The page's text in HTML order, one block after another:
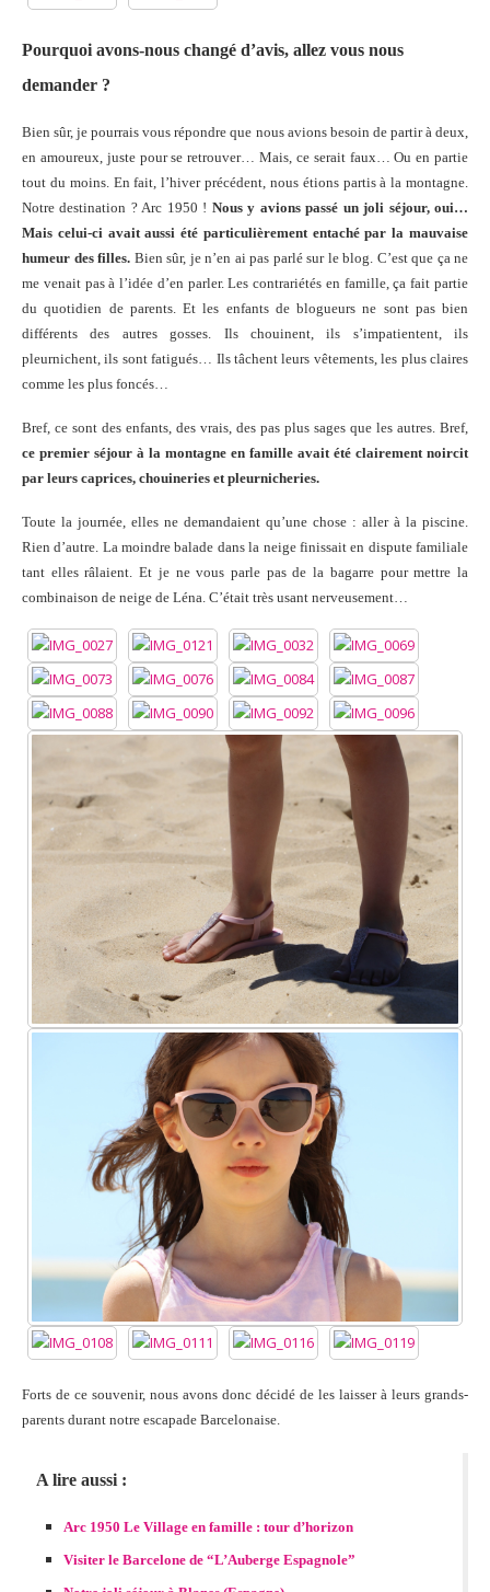
Pourquoi avons-nous changé d’avis, allez vous nous
demander ?
Bien sûr, je pourrais vous répondre que nous avions besoin de partir à deux,
en amoureux, juste pour se retrouver… Mais, ce serait faux… Ou en partie
tout du moins. En fait, l’hiver précédent, nous étions partis à la montagne.
Notre destination ? Arc 1950 ! Nous y avions passé un joli séjour, oui…
Mais celui-ci avait aussi été particulièrement entaché par la mauvaise
humeur des filles. Bien sûr, je n’en ai pas parlé sur le blog. C’est que ça ne
me venait pas à l’idée d’en parler. Les contrariétés en famille, ça fait partie
du quotidien de parents. Et les enfants de blogueurs ne sont pas bien
différents des autres gosses. Ils chouinent, ils s’impatientent, ils
pleurnichent, ils sont fatigués… Ils tâchent leurs vêtements, les plus claires
comme les plus foncés…
Bref, ce sont des enfants, des vrais, des pas plus sages que les autres. Bref,
ce premier séjour à la montagne en famille avait été clairement noircit
par leurs caprices, chouineries et pleurnicheries.
Toute la journée, elles ne demandaient qu’une chose : aller à la piscine.
Rien d’autre. La moindre balade dans la neige finissait en dispute familiale
tant elles râlaient. Et je ne vous parle pas de la bagarre pour mettre la
combinaison de neige de Léna. C’était très usant nerveusement…
Forts de ce souvenir, nous avons donc décidé de les laisser à leurs grands-
parents durant notre escapade Barcelonaise.
A lire aussi :
Arc 1950 Le Village en famille : tour d’horizon
Visiter le Barcelone de “L’Auberge Espagnole”